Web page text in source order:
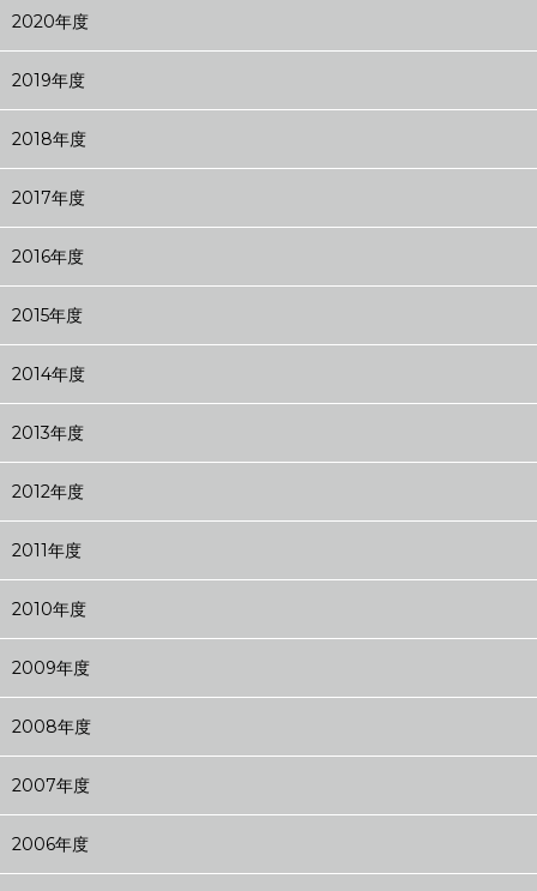
2020年度
2019年度
2018年度
2017年度
2016年度
2015年度
2014年度
2013年度
2012年度
2011年度
2010年度
2009年度
2008年度
2007年度
2006年度